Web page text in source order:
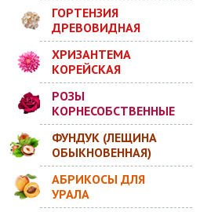
ГОРТЕНЗИЯ
ДРЕВОВИДНАЯ
ХРИЗАНТЕМА
КОРЕЙСКАЯ
РОЗЫ
КОРНЕСОБСТВЕННЫЕ
ФУНДУК (ЛЕЩИНА
ОБЫКНОВЕННАЯ)
АБРИКОСЫ ДЛЯ
УРАЛА